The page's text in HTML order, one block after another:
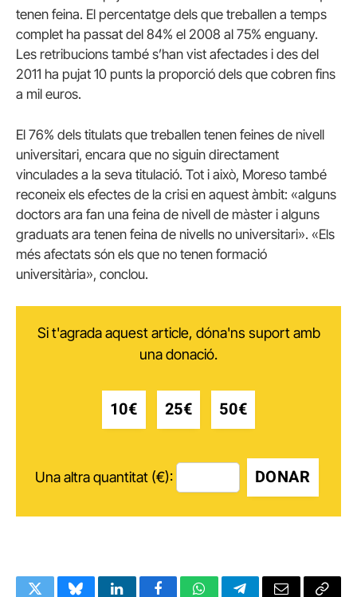
tenen feina. El percentatge dels que treballen a temps
complet ha passat del 84% el 2008 al 75% enguany.
Les retribucions també s’han vist afectades i des del
2011 ha pujat 10 punts la proporció dels que cobren fins
a mil euros.
El 76% dels titulats que treballen tenen feines de nivell
universitari, encara que no siguin directament
vinculades a la seva titulació. Tot i això, Moreso també
reconeix els efectes de la crisi en aquest àmbit: «alguns
doctors ara fan una feina de nivell de màster i alguns
graduats ara tenen feina de nivells no universitari». «Els
més afectats són els que no tenen formació
universitària», conclou.
Si t'agrada aquest article, dóna'ns suport amb
una donació.
10€ 25€ 50€
Una altra quantitat (€): DONAR